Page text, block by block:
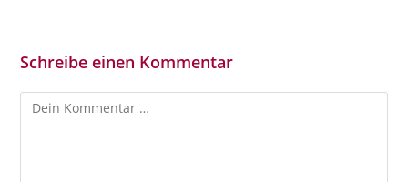
Schreibe einen Kommentar
Kommentar